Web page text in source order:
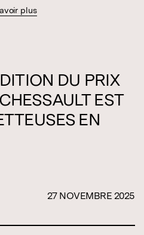
plus
DU PRIX
EST
EN
27 NOVEMBRE 2025